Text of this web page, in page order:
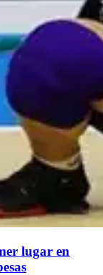
lugar en